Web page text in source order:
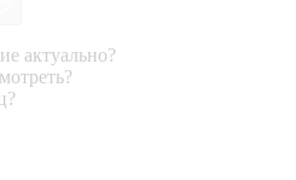
актуально?